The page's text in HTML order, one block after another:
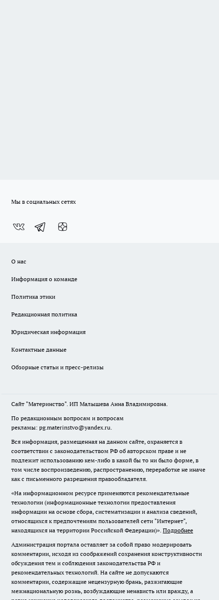
Мы в социальных сетях
О нас
Информация о команде
Политика этики
Редакционная политика
Юридическая информация
Контактные данные
Обзорные статьи и пресс-релизы
Сайт "Материнство". ИП Малышева Анна Владимировна.
По редакционным вопросам и вопросам
рекламы: pg.materinstvo@yandex.ru.
Вся информация, размещенная на данном сайте, охраняется в
соответствии с законодательством РФ об авторском праве и не
подлежит использованию кем-либо в какой бы то ни было форме, в
том числе воспроизведению, распространению, переработке не иначе
как с письменного разрешения правообладателя.
«На информационном ресурсе применяются рекомендательные
технологии (информационные технологии предоставления
информации на основе сбора, систематизации и анализа сведений,
относящихся к предпочтениям пользователей сети "Интернет",
находящихся на территории Российской Федерации)». Подробнее
Администрация портала оставляет за собой право модерировать
комментарии, исходя из соображений сохранения конструктивности
обсуждения тем и соблюдения законодательства РФ и
рекомендательных технологий. На сайте не допускаются
комментарии, содержащие нецензурную брань, разжигающие
межнациональную рознь, возбуждающие ненависть или вражду, а